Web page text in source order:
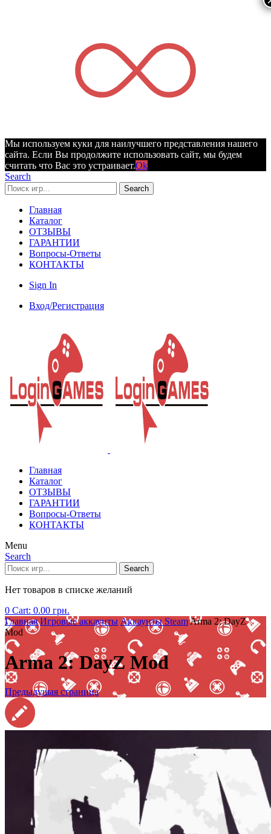
Мы используем куки для наилучшего представления нашего
сайта. Если Вы продолжите использовать сайт, мы будем
считать что Вас это устраивает.Ok
Search
Search
Главная
Каталог
ОТЗЫВЫ
ГАРАНТИИ
Вопросы-Ответы
КОНТАКТЫ
Sign In
Вход/Регистрация
Главная
Каталог
ОТЗЫВЫ
ГАРАНТИИ
Вопросы-Ответы
КОНТАКТЫ
Menu
Search
Search
Нет товаров в списке желаний
0 Cart: 0.00 грн.
Главная Игровые аккаунты Аккаунты SteamArma 2: DayZ
Mod
Arma 2: DayZ Mod
Предыдущая страница